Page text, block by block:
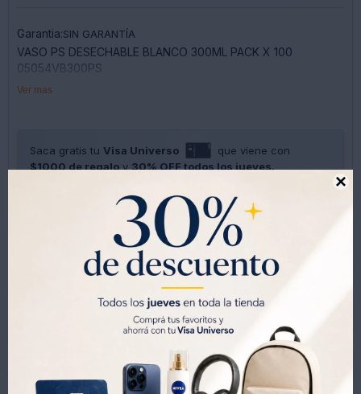

Garantia:SIN GARANTÍA
VASO PS DESECHABLE BLANCO 300ML PACK X 100
05054VB300PS
Ver mas
Saca gratis tu Visa Universo
que viene con
$1000 de regalo y 30% OFF todos los jueves.
 
Métodos y costos de envíos